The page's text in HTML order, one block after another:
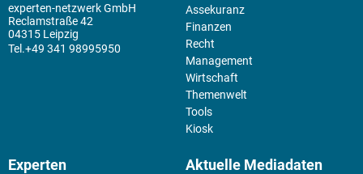
experten-netzwerk GmbH
Reclamstraße 42
04315 Leipzig
+49 341 98995950
Assekuranz
Finanzen
Recht
Management
Wirtschaft
Themenwelt
Tools
Kiosk
Experten Aktuelle Mediadaten